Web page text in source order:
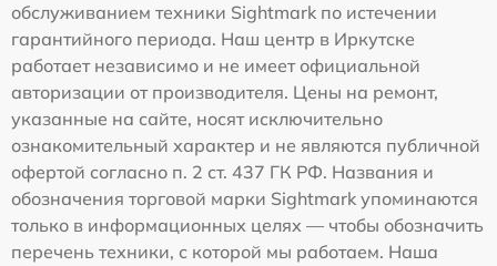
обслуживанием техники Sightmark по истечении
гарантийного периода. Наш центр в Иркутске
работает независимо и не имеет официальной
авторизации от производителя. Цены на ремонт,
указанные на сайте, носят исключительно
ознакомительный характер и не являются публичной
офертой согласно п. 2 ст. 437 ГК РФ. Названия и
обозначения торговой марки Sightmark упоминаются
только в информационных целях — чтобы обозначить
перечень техники, с которой мы работаем. Наша